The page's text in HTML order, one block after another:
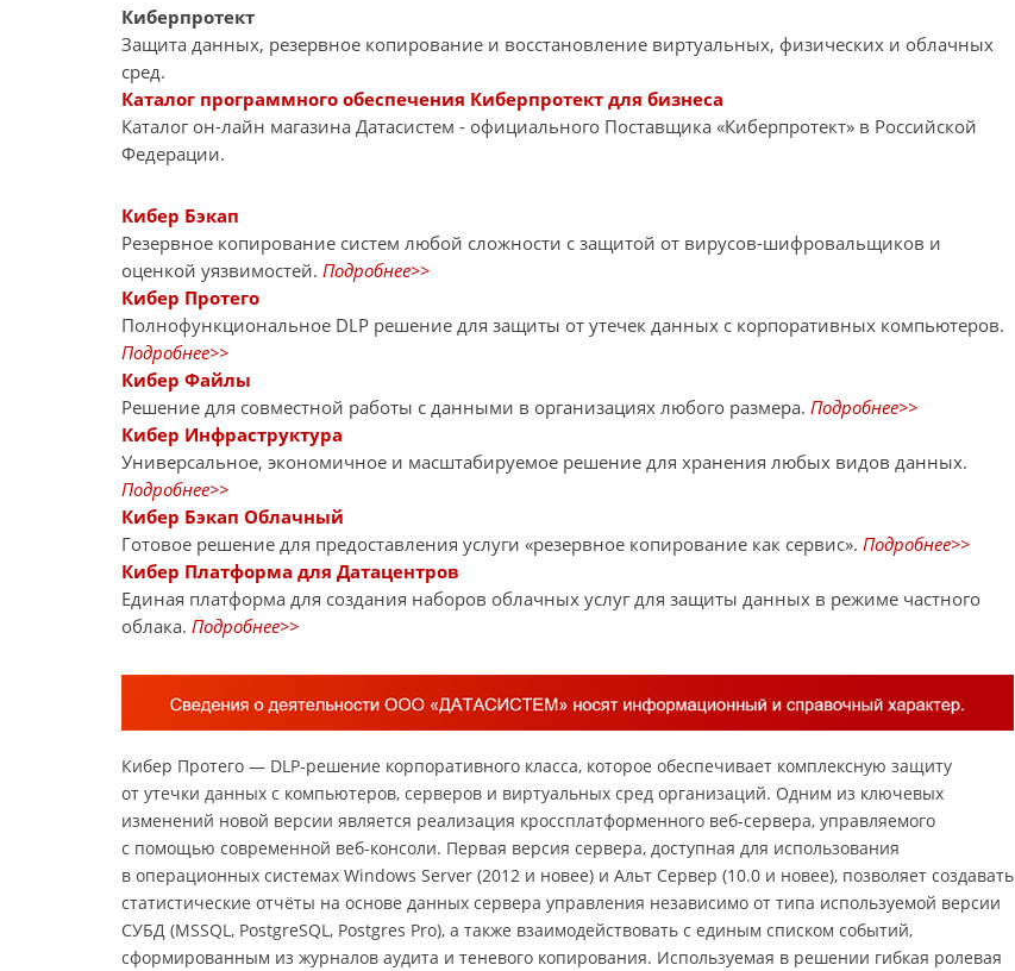
Киберпротект
Защита данных, резервное копирование и восстановление виртуальных, физических и облачных
сред.
Каталог программного обеспечения Киберпротект для бизнеса
Каталог он-лайн магазина Датасиcтем - официального Поставщика «Киберпротект» в Российской
Федерации.
Кибер Бэкап
Резервное копирование систем любой сложности с защитой от вирусов-шифровальщиков и
оценкой уязвимостей. Подробнее>>
Кибер Протего
Полнофункциональное DLP решение для защиты от утечек данных с корпоративных компьютеров.
Подробнее>>
Кибер Файлы
Решение для совместной работы с данными в организациях любого размера. Подробнее>>
Кибер Инфраструктура
Универсальное, экономичное и масштабируемое решение для хранения любых видов данных.
Подробнее>>
Кибер Бэкап Облачный
Готовое решение для предоставления услуги «резервное копирование как сервис». Подробнее>>
Кибер Платформа для Датацентров
Единая платформа для создания наборов облачных услуг для защиты данных в режиме частного
облака. Подробнее>>
Кибер Протего — DLP-решение корпоративного класса, которое обеспечивает комплексную защиту
от утечки данных с компьютеров, серверов и виртуальных сред организаций. Одним из ключевых
изменений новой версии является реализация кроссплатформенного веб-сервера, управляемого
с помощью современной веб-консоли. Первая версия сервера, доступная для использования
в операционных системах Windows Server (2012 и новее) и Альт Сервер (10.0 и новее), позволяет создавать
статистические отчёты на основе данных сервера управления независимо от типа используемой версии
СУБД (MSSQL, PostgreSQL, Postgres Pro), а также взаимодействовать с единым списком событий,
сформированным из журналов аудита и теневого копирования. Используемая в решении гибкая ролевая